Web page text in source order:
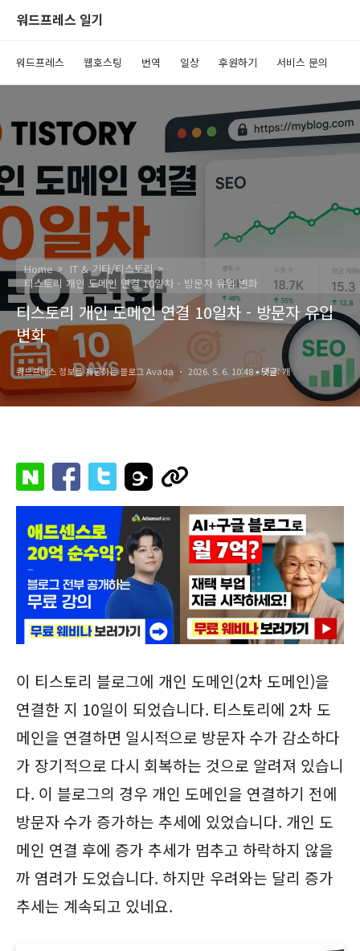
워드프레스 일기
워드프레스 웹호스팅 번역 일상 후원하기 서비스 문의
Home
IT & 기타/티스토리
티스토리 개인 도메인 연결 10일차 - 방문자 유입 변화
티스토리 개인 도메인 연결 10일차 - 방문자 유입
변화
워드프레스 정보를 제공하는 블로그 Avada 2026. 5. 6. 10:48 • 댓글:개
이 티스토리 블로그에 개인 도메인(2차 도메인)을
연결한 지 10일이 되었습니다. 티스토리에 2차 도
메인을 연결하면 일시적으로 방문자 수가 감소하다
가 장기적으로 다시 회복하는 것으로 알려져 있습니
다. 이 블로그의 경우 개인 도메인을 연결하기 전에
방문자 수가 증가하는 추세에 있었습니다. 개인 도
메인 연결 후에 증가 추세가 멈추고 하락하지 않을
까 염려가 도었습니다. 하지만 우려와는 달리 증가
추세는 계속되고 있네요.